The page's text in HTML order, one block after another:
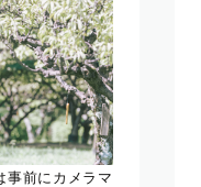
事前にカメラマ